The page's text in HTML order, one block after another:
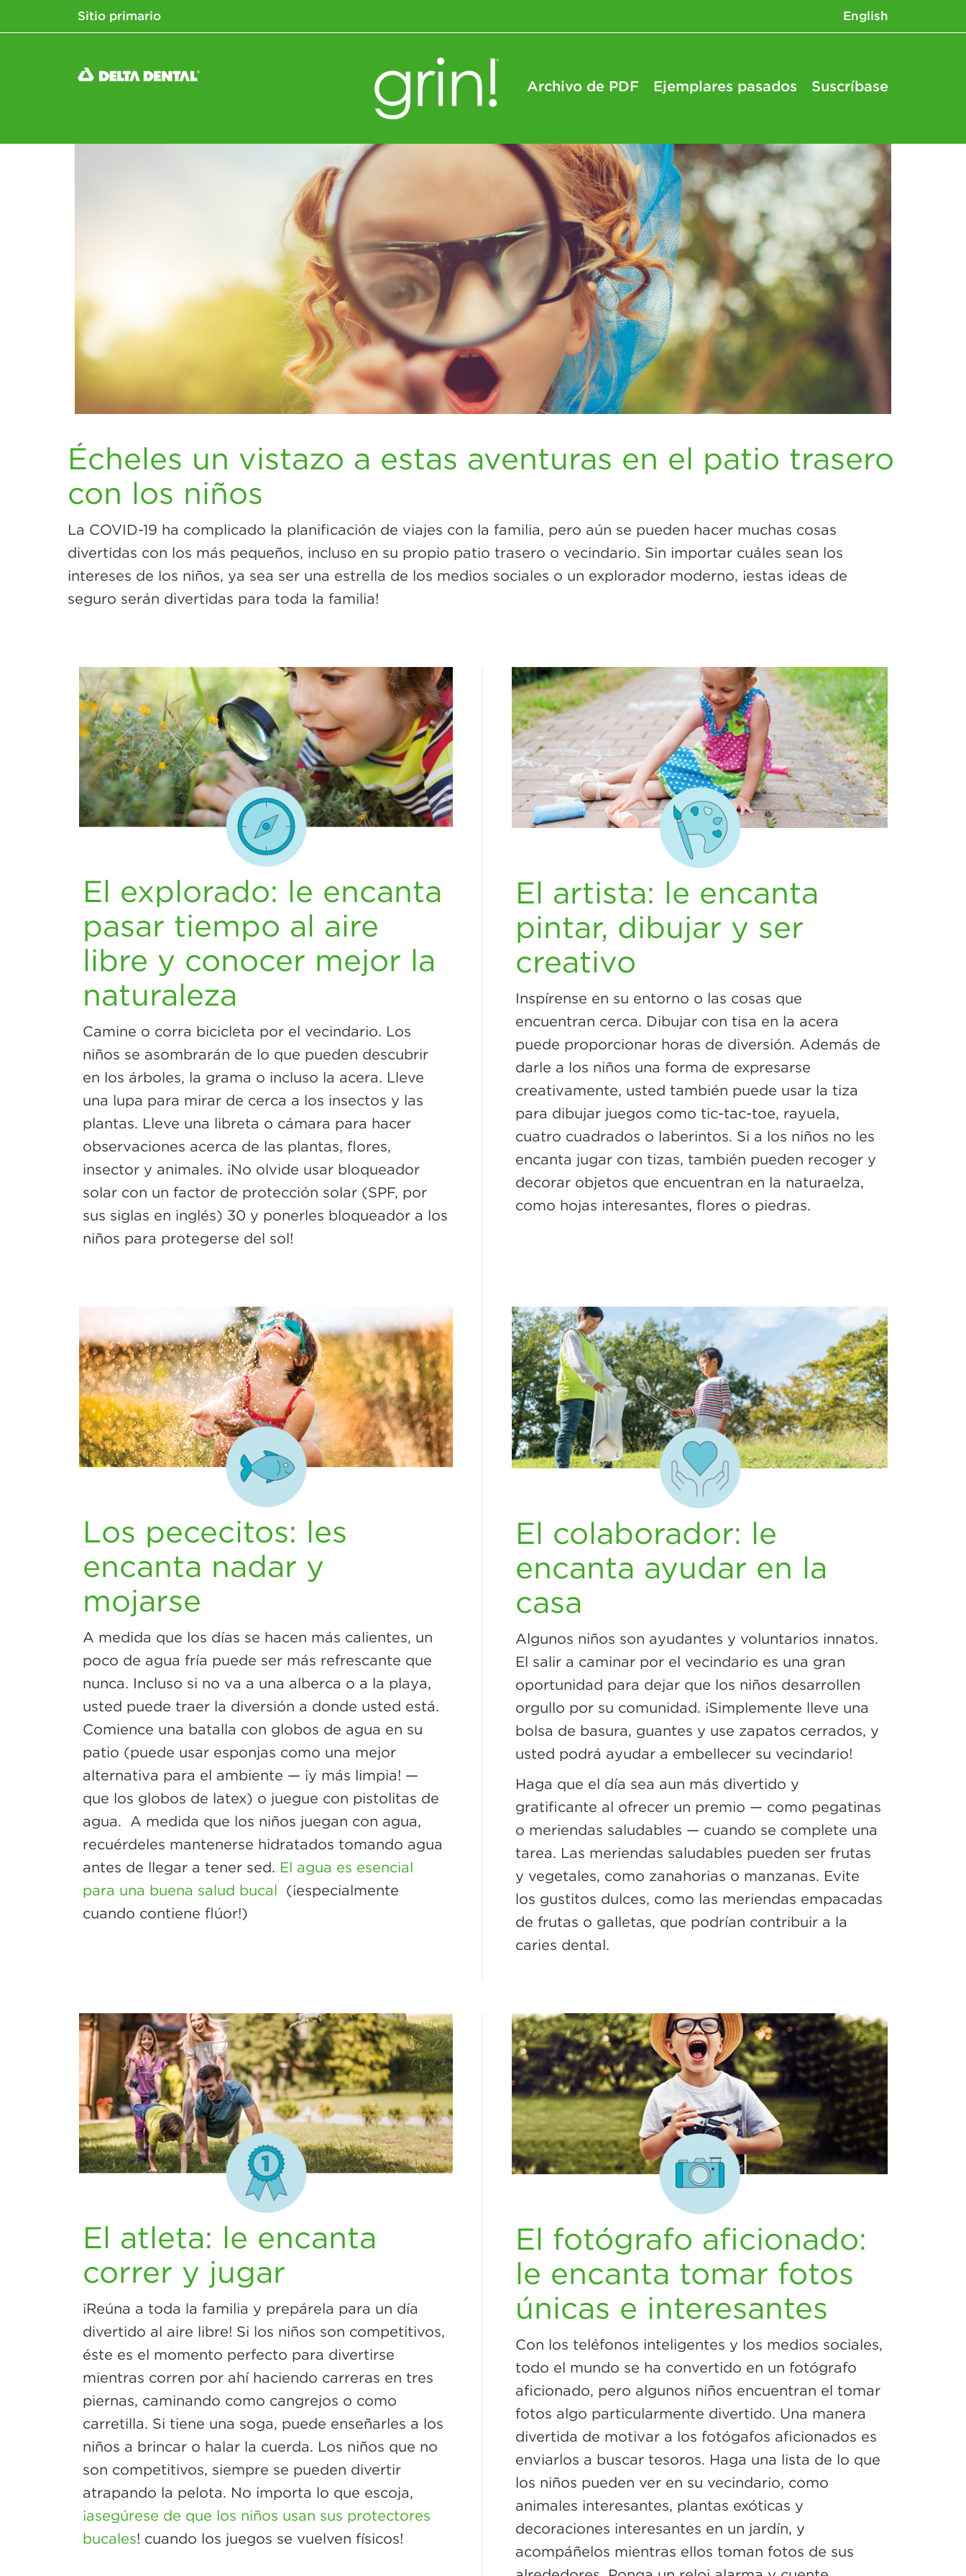
Sitio primario English
Archivo de PDF Ejemplares pasados Suscríbase
Écheles un vistazo a estas aventuras en el patio trasero
con los niños
La COVID-19 ha complicado la planificación de viajes con la familia, pero aún se pueden hacer muchas cosas
divertidas con los más pequeños, incluso en su propio patio trasero o vecindario. Sin importar cuáles sean los
intereses de los niños, ya sea ser una estrella de los medios sociales o un explorador moderno, ¡estas ideas de
seguro serán divertidas para toda la familia!
El explorado: le encanta
pasar tiempo al aire
libre y conocer mejor la
naturaleza
Camine o corra bicicleta por el vecindario. Los
niños se asombrarán de lo que pueden descubrir
en los árboles, la grama o incluso la acera. Lleve
una lupa para mirar de cerca a los insectos y las
plantas. Lleve una libreta o cámara para hacer
observaciones acerca de las plantas, flores,
insector y animales. ¡No olvide usar bloqueador
solar con un factor de protección solar (SPF, por
sus siglas en inglés) 30 y ponerles bloqueador a los
niños para protegerse del sol!
El artista: le encanta
pintar, dibujar y ser
creativo
Inspírense en su entorno o las cosas que
encuentran cerca. Dibujar con tisa en la acera
puede proporcionar horas de diversión. Además de
darle a los niños una forma de expresarse
creativamente, usted también puede usar la tiza
para dibujar juegos como tic-tac-toe, rayuela,
cuatro cuadrados o laberintos. Si a los niños no les
encanta jugar con tizas, también pueden recoger y
decorar objetos que encuentran en la naturaelza,
como hojas interesantes, flores o piedras.
Los pececitos: les
encanta nadar y
mojarse
A medida que los días se hacen más calientes, un
poco de agua fría puede ser más refrescante que
nunca. Incluso si no va a una alberca o a la playa,
usted puede traer la diversión a donde usted está.
Comience una batalla con globos de agua en su
patio (puede usar esponjas como una mejor
alternativa para el ambiente — ¡y más limpia! —
que los globos de latex) o juegue con pistolitas de
agua. A medida que los niños juegan con agua,
recuérdeles mantenerse hidratados tomando agua
antes de llegar a tener sed. El agua es esencial
para una buena salud bucal (¡especialmente
cuando contiene flúor!)
El colaborador: le
encanta ayudar en la
casa
Algunos niños son ayudantes y voluntarios innatos.
El salir a caminar por el vecindario es una gran
oportunidad para dejar que los niños desarrollen
orgullo por su comunidad. ¡Simplemente lleve una
bolsa de basura, guantes y use zapatos cerrados, y
usted podrá ayudar a embellecer su vecindario!
Haga que el día sea aun más divertido y
gratificante al ofrecer un premio — como pegatinas
o meriendas saludables — cuando se complete una
tarea. Las meriendas saludables pueden ser frutas
y vegetales, como zanahorias o manzanas. Evite
los gustitos dulces, como las meriendas empacadas
de frutas o galletas, que podrían contribuir a la
caries dental.
El atleta: le encanta
correr y jugar
¡Reúna a toda la familia y prepárela para un día
divertido al aire libre! Si los niños son competitivos,
éste es el momento perfecto para divertirse
mientras corren por ahí haciendo carreras en tres
piernas, caminando como cangrejos o como
carretilla. Si tiene una soga, puede enseñarles a los
niños a brincar o halar la cuerda. Los niños que no
son competitivos, siempre se pueden divertir
atrapando la pelota. No importa lo que escoja,
¡asegúrese de que los niños usan sus protectores
bucales! cuando los juegos se vuelven físicos!
El fotógrafo aficionado:
le encanta tomar fotos
únicas e interesantes
Con los teléfonos inteligentes y los medios sociales,
todo el mundo se ha convertido en un fotógrafo
aficionado, pero algunos niños encuentran el tomar
fotos algo particularmente divertido. Una manera
divertida de motivar a los fotógafos aficionados es
enviarlos a buscar tesoros. Haga una lista de lo que
los niños pueden ver en su vecindario, como
animales interesantes, plantas exóticas y
decoraciones interesantes en un jardín, y
acompáñelos mientras ellos toman fotos de sus